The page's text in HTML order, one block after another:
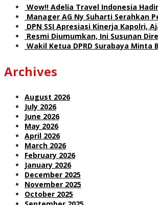
Wow!! Adelia Travel Indonesia
Manager AG Ny Suharti Serahkan
DPN SSI Apresiasi Kinerja Kapolri,
Resmi Diumumkan, Ini Susunan
Wakil Ketua DPRD Surabaya
Archives
August 2026
July 2026
June 2026
May 2026
April 2026
March 2026
February 2026
January 2026
December 2025
November 2025
October 2025